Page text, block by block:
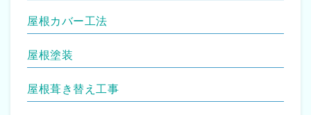
屋根カバー工法
屋根塗装
屋根葺き替え工事